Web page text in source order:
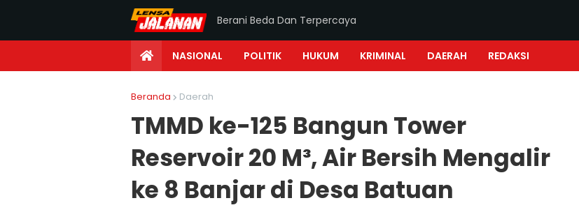
Berani Beda Dan Terpercaya
NASIONAL POLITIK HUKUM KRIMINAL DAERAH REDAKSI
Beranda Daerah
TMMD ke-125 Bangun Tower
Reservoir 20 M³, Air Bersih Mengalir
ke 8 Banjar di Desa Batuan